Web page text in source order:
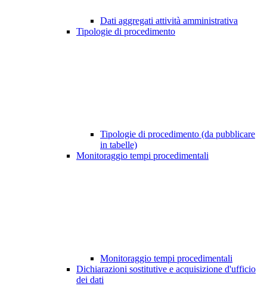
Dati aggregati attività amministrativa
Tipologie di procedimento
Tipologie di procedimento (da pubblicare
in tabelle)
Monitoraggio tempi procedimentali
Monitoraggio tempi procedimentali
Dichiarazioni sostitutive e acquisizione d'ufficio
dei dati